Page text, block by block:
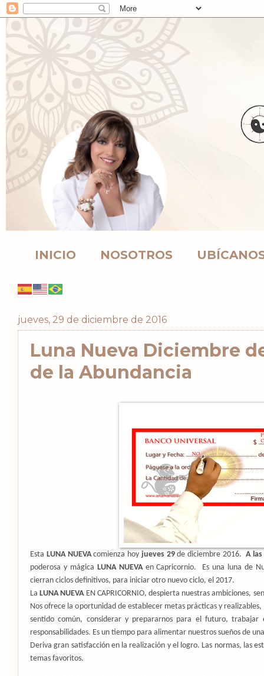
INICIO NOSOTROS
jueves, 29 de diciembre de 2016
Luna Nueva Diciembre
de la Abundancia
Esta LUNA NUEVAcomienza hoy jueves 29de diciembre 2016.
A las
poderosa y mágica
LUNA NUEVAen Capricornio.
Es una luna de
cierran ciclos definitivos, para iniciar otro nuevo ciclo, el 2017.
La LUNA NUEVAEN CAPRICORNIO, despierta nuestras ambiciones,
Nos ofrece la oportunidad de establecer metas prácticas y
sentido común, considerar y prepararnos para el futuro, trabajar
responsabilidades. Es un tiempo para alimentar nuestros sueños de
Deriva gran satisfacción en la realización y el logro. Las normas, las
temas favoritos.